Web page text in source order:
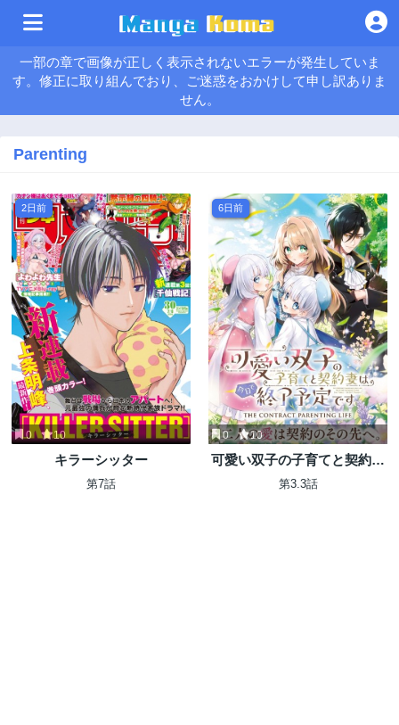
一部の章で画像が正しく表示されないエラーが発生していま
す。修正に取り組んでおり、ご迷惑をおかけして申し訳ありま
せん。
Parenting
2日前
0 10
キラーシッター
第7話
6日前
0 10
可愛い双子の子育てと契約妻
は今日で終了予定です
第3.3話